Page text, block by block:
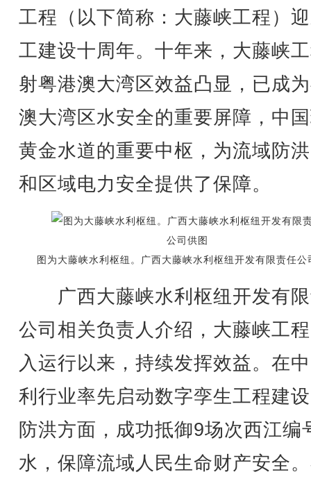
工程（以下简称：大藤峡工程）
工建设十周年。十年来，大藤峡
射粤港澳大湾区效益凸显，已成
澳大湾区水安全的重要屏障，中
黄金水道的重要中枢，为流域防
和区域电力安全提供了保障。
图为大藤峡水利枢纽。广西大藤峡水利枢纽开发有限责任公
广西大藤峡水利枢纽开发有
公司相关负责人介绍，大藤峡工
入运行以来，持续发挥效益。在
利行业率先启动数字孪生工程建
防洪方面，成功抵御9场次西江编
水，保障流域人民生命财产安全